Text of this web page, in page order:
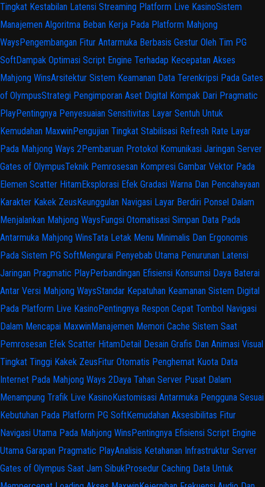
Tingkat Kestabilan Latensi Streaming Platform Live KasinoSistem
Manajemen Algoritma Beban Kerja Pada Platform Mahjong
WaysPengembangan Fitur Antarmuka Berbasis Gestur Oleh Tim PG
SoftDampak Optimasi Script Engine Terhadap Kecepatan Akses
Mahjong WinsArsitektur Sistem Keamanan Data Terenkripsi Pada Gates
of OlympusStrategi Pengimporan Aset Digital Kompak Dari Pragmatic
PlayPentingnya Penyesuaian Sensitivitas Layar Sentuh Untuk
Kemudahan MaxwinPengujian Tingkat Stabilisasi Refresh Rate Layar
Pada Mahjong Ways 2Pembaruan Protokol Komunikasi Jaringan Server
Gates of OlympusTeknik Pemrosesan Kompresi Gambar Vektor Pada
Elemen Scatter HitamEksplorasi Efek Gradasi Warna Dan Pencahayaan
Karakter Kakek ZeusKeunggulan Navigasi Layar Berdiri Ponsel Dalam
Menjalankan Mahjong WaysFungsi Otomatisasi Simpan Data Pada
Antarmuka Mahjong WinsTata Letak Menu Minimalis Dan Ergonomis
Pada Sistem PG SoftMengurai Penyebab Utama Penurunan Latensi
Jaringan Pragmatic PlayPerbandingan Efisiensi Konsumsi Daya Baterai
Antar Versi Mahjong WaysStandar Kepatuhan Keamanan Sistem Digital
Pada Platform Live KasinoPentingnya Respon Cepat Tombol Navigasi
Dalam Mencapai MaxwinManajemen Memori Cache Sistem Saat
Pemrosesan Efek Scatter HitamDetail Desain Grafis Dan Animasi Visual
Tingkat Tinggi Kakek ZeusFitur Otomatis Penghemat Kuota Data
Internet Pada Mahjong Ways 2Daya Tahan Server Pusat Dalam
Menampung Trafik Live KasinoKustomisasi Antarmuka Pengguna Sesuai
Kebutuhan Pada Platform PG SoftKemudahan Aksesibilitas Fitur
Navigasi Utama Pada Mahjong WinsPentingnya Efisiensi Script Engine
Utama Garapan Pragmatic PlayAnalisis Ketahanan Infrastruktur Server
Gates of Olympus Saat Jam SibukProsedur Caching Data Untuk